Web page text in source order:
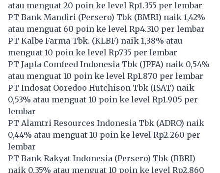
atau menguat 20 poin ke level Rp1.355 per lembar
PT Bank Mandiri (Persero) Tbk (BMRI) naik 1,42%
atau menguat 60 poin ke level Rp4.310 per lembar
PT Kalbe Farma Tbk. (KLBF) naik 1,38% atau
menguat 10 poin ke level Rp735 per lembar
PT Japfa Comfeed Indonesia Tbk (JPFA) naik 0,54%
atau menguat 10 poin ke level Rp1.870 per lembar
PT Indosat Ooredoo Hutchison Tbk (ISAT) naik
0,53% atau menguat 10 poin ke level Rp1.905 per
lembar
PT Alamtri Resources Indonesia Tbk (ADRO) naik
0,44% atau menguat 10 poin ke level Rp2.260 per
lembar
PT Bank Rakyat Indonesia (Persero) Tbk (BBRI)
naik 0,35% atau menguat 10 poin ke level Rp2.860